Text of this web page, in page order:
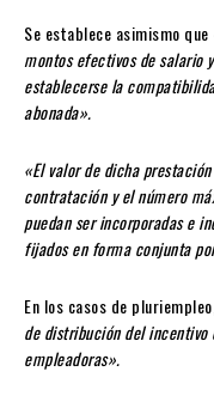
Se establece asimismo que
montos efectivos de salario
establecerse la
abonada».
«El valor de dicha
contratación y el número
puedan ser incorporadas e
fijados en forma conjunta
En los casos de
de distribución del
empleadoras».